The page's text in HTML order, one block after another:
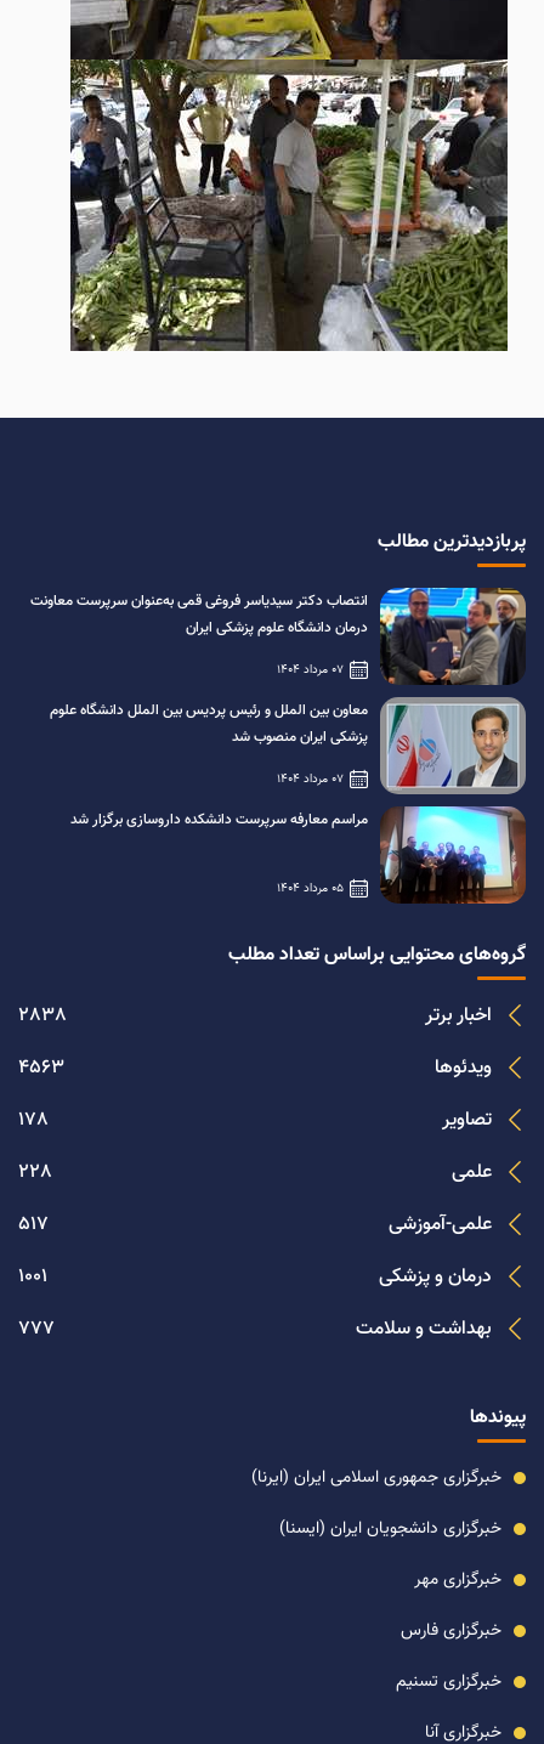
پربازدیدترین مطالب
انتصاب دکتر سیدیاسر فروغی قمی به‌عنوان سرپرست معاونت
درمان دانشگاه علوم پزشکی ایران
07 مرداد 1404
معاون بین الملل و رئیس پردیس بین الملل دانشگاه علوم
پزشکی ایران منصوب شد
07 مرداد 1404
مراسم معارفه سرپرست دانشکده داروسازی برگزار شد
05 مرداد 1404
پیوندها
خبرگزاری جمهوری اسلامی ایران (ایرنا)
خبرگزاری دانشجویان ایران (ایسنا)
خبرگزاری مهر
خبرگزاری فارس
خبرگزاری تسنیم
خبرگزاری آنا
گروه‌های محتوایی براساس تعداد مطلب
اخبار برتر
2838
ویدئوها
4563
تصاویر
178
علمی
228
علمی-آموزشی
517
درمان و پزشکی
1001
بهداشت و سلامت
777